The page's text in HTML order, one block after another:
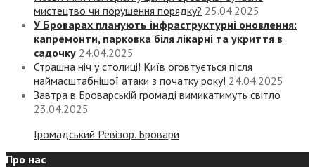
мистецтво чи порушення порядку? 25.04.2025
У Броварах планують інфраструктурні оновлення:
капремонти, парковка біля лікарні та укриття в
садочку 24.04.2025
Страшна ніч у столиці! Київ оговтується після
наймасштабнішої атаки з початку року! 24.04.2025
Завтра в Броварській громаді вимикатимуть світло
23.04.2025
Громадський Ревізор. Бровари
Про нас